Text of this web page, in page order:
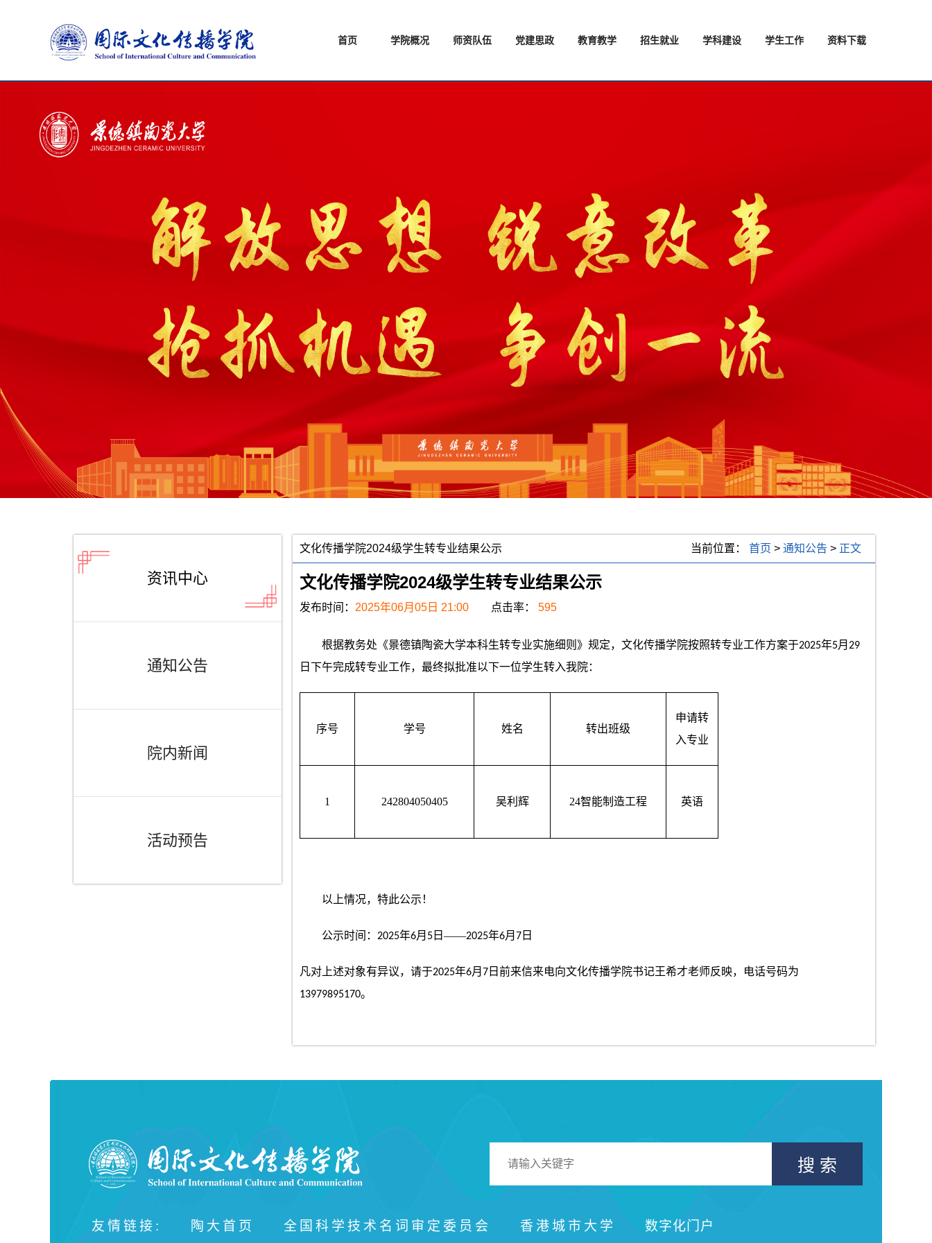
首页 学院概况 师资队伍 党建思政 教育教学 招生就业 学科建设 学生工作 资料下载
资讯中心
通知公告
院内新闻
活动预告
文化传播学院2024级学生转专业结果公示 当前位置： 首页 > 通知公告 > 正文
文化传播学院2024级学生转专业结果公示
发布时间： 2025年06月05日 21:00 点击率： 595
根据教务处《景德镇陶瓷大学本科生转专业实施细则》 规定， 文化传播学院按照转专业工作方案于2025年5月 29
日下午完成转专业工作，最终拟批准以下一位学生转入我院：
序号 学号 姓名 转出班级
申请转
入专业
1 242804050405 吴利辉 24智能制造工程 英语
以上情况，特此公示！
公示时间： 2025年6月 5 日——2025年6月 7 日
凡对上述对象有异议，请于2025年6月 7 日前来信来电向文化传播学院书记王希才老师反映，电话号码为
13979895170。
搜 索
友情链接: 陶大首页 全国科学技术名词审定委员会 香港城市大学 数字化门户